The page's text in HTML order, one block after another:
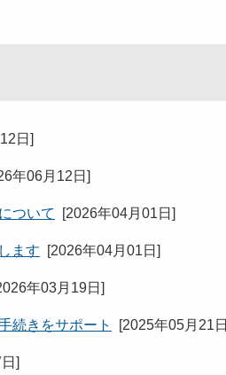
日 ]
年06月12日 ]
ついて [2026年04月01日 ]
ます [2026年04月01日 ]
年03月19日 ]
続きをサポート [2025年05月21日
]